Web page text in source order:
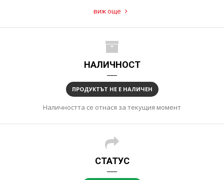
виж още
НАЛИЧНОСТ
ПРОДУКТЪТ НЕ Е НАЛИЧЕН
Наличността се отнася за текущия момент
СТАТУС